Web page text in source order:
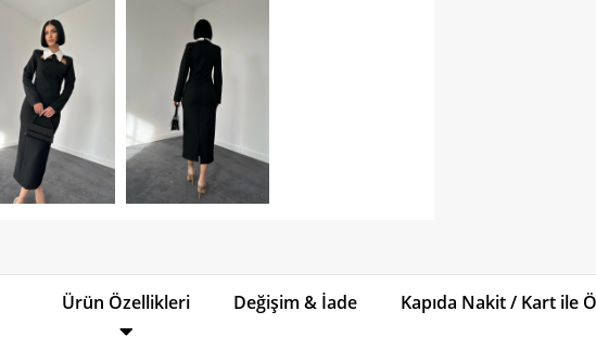
Ürün Özellikleri Değişim & İade Kapıda Nakit / Kart ile